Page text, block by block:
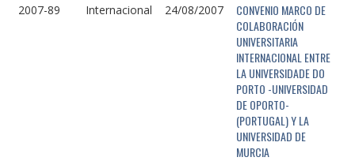
2007-89 Internacional 24/08/2007
CONVENIO MARCO DE
COLABORACIÓN
UNIVERSITARIA
INTERNACIONAL ENTRE
LA UNIVERSIDADE DO
PORTO -UNIVERSIDAD
DE OPORTO-
(PORTUGAL) Y LA
UNIVERSIDAD DE
MURCIA